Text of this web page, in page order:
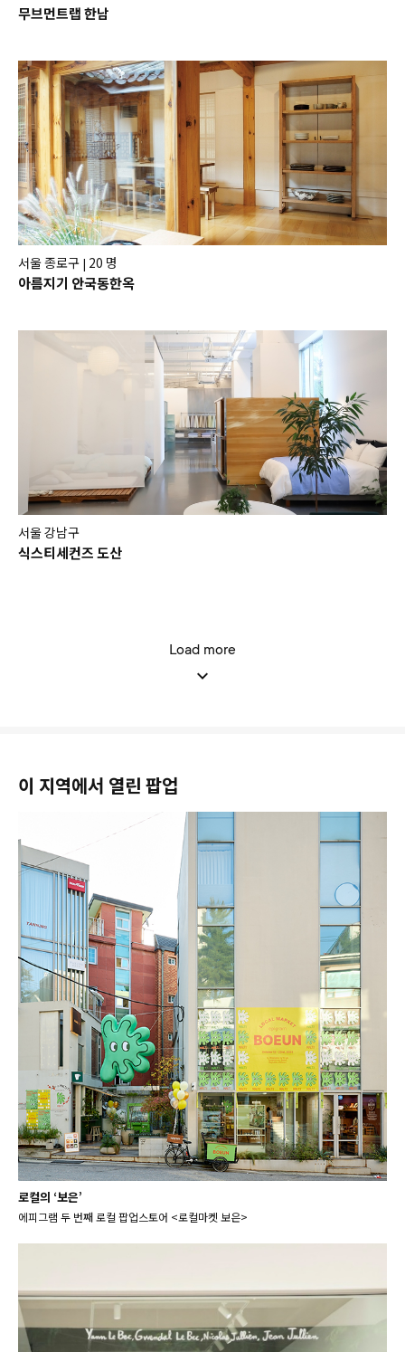
무브먼트랩 한남
서울 종로구 | 20 명
아름지기 안국동한옥
서울 강남구
식스티세컨즈 도산
Load more
이 지역에서 열린 팝업
로컬의 ‘보은’
에피그램 두 번째 로컬 팝업스토어 <로컬마켓 보은>